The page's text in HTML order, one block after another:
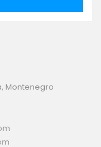
Montenegro